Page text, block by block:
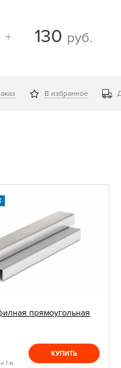
130 руб.
В избранное
прямоугольная
1 м.
КУПИТЬ